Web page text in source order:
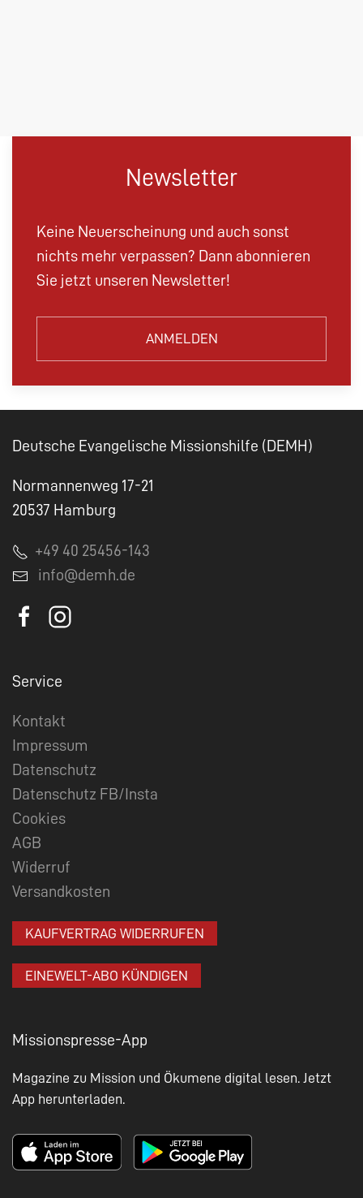
Newsletter
Keine Neuerscheinung und auch sonst
nichts mehr verpassen? Dann abonnieren
Sie jetzt unseren Newsletter!
ANMELDEN
Deutsche Evangelische Missionshilfe (DEMH)
Normannenweg 17-21
20537 Hamburg
+49 40 25456-143
info@demh.de
Service
Kontakt
Impressum
Datenschutz
Datenschutz FB/Insta
Cookies
AGB
Widerruf
Versandkosten
KAUFVERTRAG WIDERRUFEN
EINEWELT-ABO KÜNDIGEN
Missionspresse-App
Magazine zu Mission und Ökumene digital lesen. Jetzt
App herunterladen.